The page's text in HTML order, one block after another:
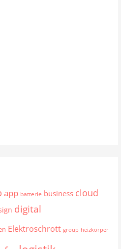
app batterie business cloud
digital
Elektroschrott group heizkörper